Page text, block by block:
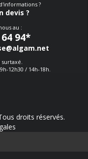
?
devis ?
au :
94*
12h30 / 14h-18h.
droits réservés.